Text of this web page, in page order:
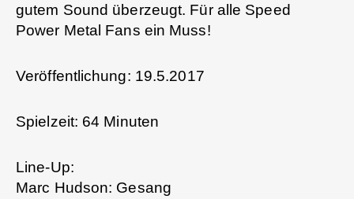
gutem Sound überzeugt. Für alle Speed
Power Metal Fans ein Muss!
Veröffentlichung: 19.5.2017
Spielzeit: 64 Minuten
Line-Up:
Marc Hudson: Gesang